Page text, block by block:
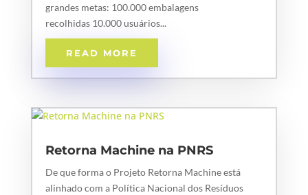
grandes metas: 100.000 embalagens
recolhidas 10.000 usuários...
READ MORE
Retorna Machine na PNRS
De que forma o Projeto Retorna Machine está
alinhado com a Política Nacional dos Resíduos